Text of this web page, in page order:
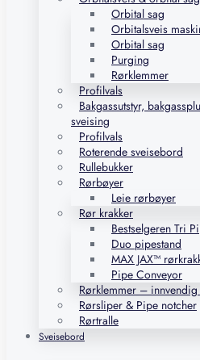
Orbital sag
Orbitalsveis
Orbital sag
Purging
Rørklemmer
Profilvals
Bakgassutstyr,
sveising
Profilvals
Roterende sveisebord
Rullebukker
Rørbøyer
Leie rørbøyer
Rør krakker
Bestselgeren Tri
Duo pipestand
MAX JAX™
Pipe Conveyor
Rørklemmer –
Rørsliper & Pipe notcher
Rørtralle
Sveisebord